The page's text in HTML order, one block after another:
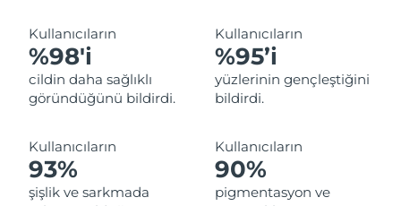
Kullanıcıların
%98'i
cildin daha sağlıklı
göründüğünü bildirdi.
Kullanıcıların
%95’i
yüzlerinin gençleştiğini
bildirdi.
Kullanıcıların
93%
şişlik ve sarkmada
Kullanıcıların
90%
pigmentasyon ve
Reunion Tahmini teslim tarihi
Romanya Tahmini teslim tarihi8/12/26
Suudi Arabistan Tahmini teslim tarihi
Singapur Tahmini teslim tarihi8/14/26